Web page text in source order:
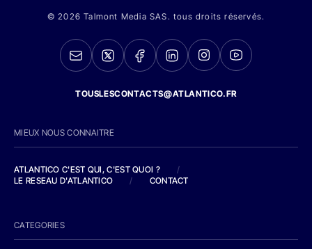
© 2026 Talmont Media SAS. tous droits réservés.
TOUSLESCONTACTS@ATLANTICO.FR
MIEUX NOUS CONNAITRE
ATLANTICO C'EST QUI, C'EST QUOI ?
/
LE RESEAU D'ATLANTICO
/ CONTACT
CATEGORIES